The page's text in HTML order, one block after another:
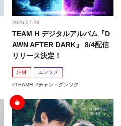
2026.07.28
TEAM H デジタルアルバム『D
AWN AFTER DARK』 8/4配信
リリース決定！
注目 エンタメ
TEAMH チャン・グンソク